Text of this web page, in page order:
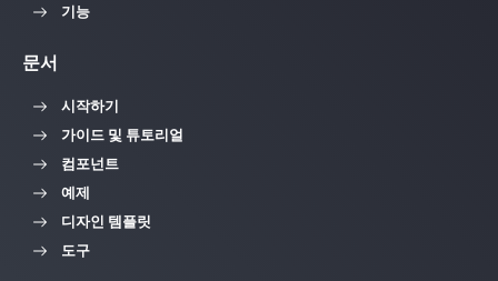
기능
문서
시작하기
가이드 및 튜토리얼
컴포넌트
예제
디자인 템플릿
도구